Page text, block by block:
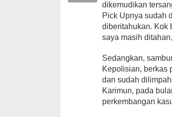
dikemudikan
Pick Upnya sudah
diberitahukan. Kok
saya masih
Sedangkan,
Kepolisian, berkas
dan sudah
Karimun, pada
perkembangan